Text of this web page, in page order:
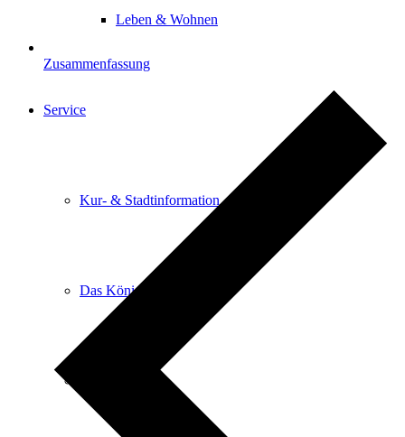
Leben & Wohnen
Service
Kur- & Stadtinformation
Das Königsteiner Lädchen
Zusammenfassung